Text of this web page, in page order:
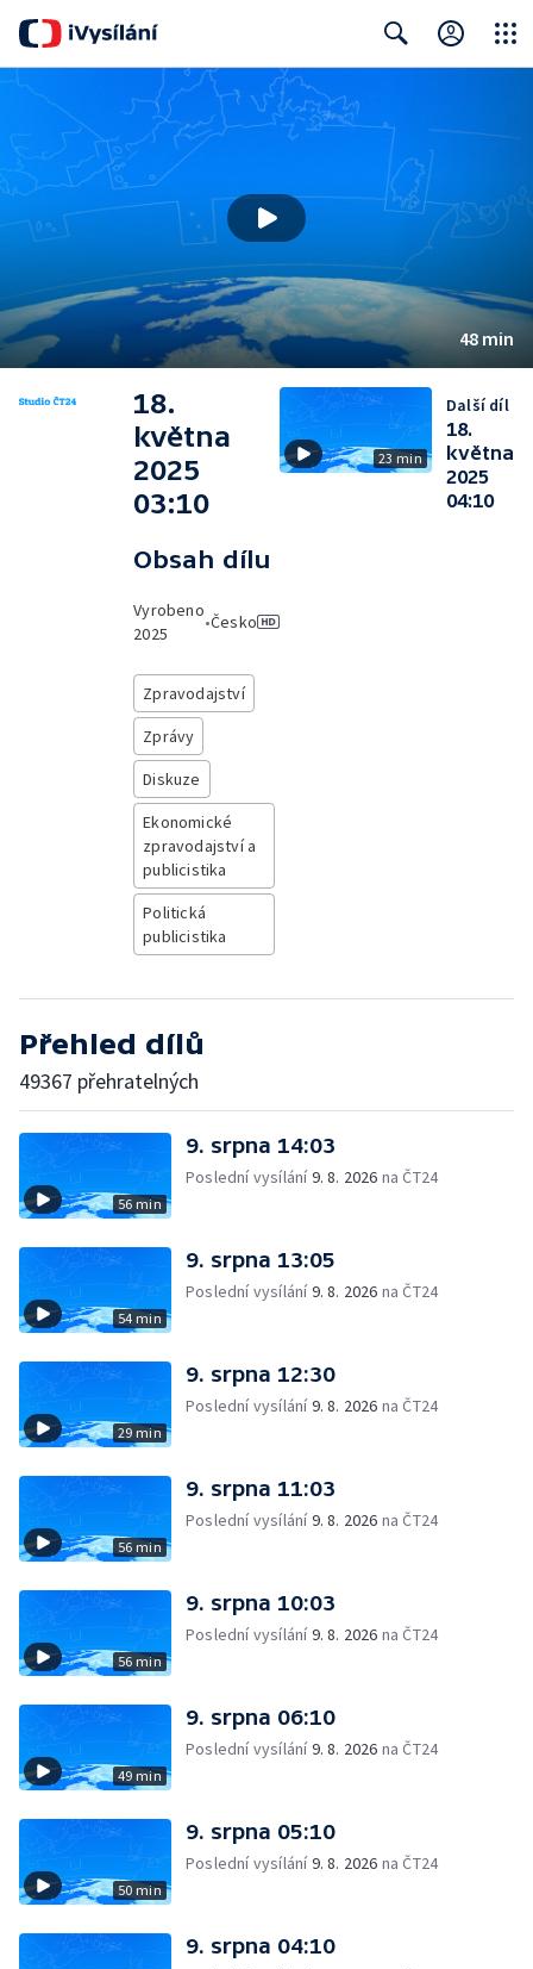
48 min
18.
května
2025
03:10
Obsah dílu
Vyrobeno
2025
•Česko
Zpravodajství
Zprávy
Diskuze
Ekonomické
zpravodajství a
publicistika
Politická
publicistika
23 min
Další díl
18.
května
2025
04:10
Přehled dílů
49367 přehratelných
56 min
9. srpna 14:03
Poslední vysílání9. 8. 2026 na ČT24
54 min
9. srpna 13:05
Poslední vysílání9. 8. 2026 na ČT24
29 min
9. srpna 12:30
Poslední vysílání9. 8. 2026 na ČT24
56 min
9. srpna 11:03
Poslední vysílání9. 8. 2026 na ČT24
56 min
9. srpna 10:03
Poslední vysílání9. 8. 2026 na ČT24
49 min
9. srpna 06:10
Poslední vysílání9. 8. 2026 na ČT24
50 min
9. srpna 05:10
Poslední vysílání9. 8. 2026 na ČT24
9. srpna 04:10